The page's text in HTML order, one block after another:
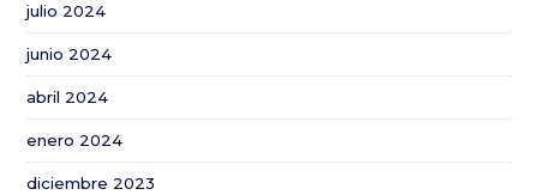
julio 2024
junio 2024
abril 2024
enero 2024
diciembre 2023